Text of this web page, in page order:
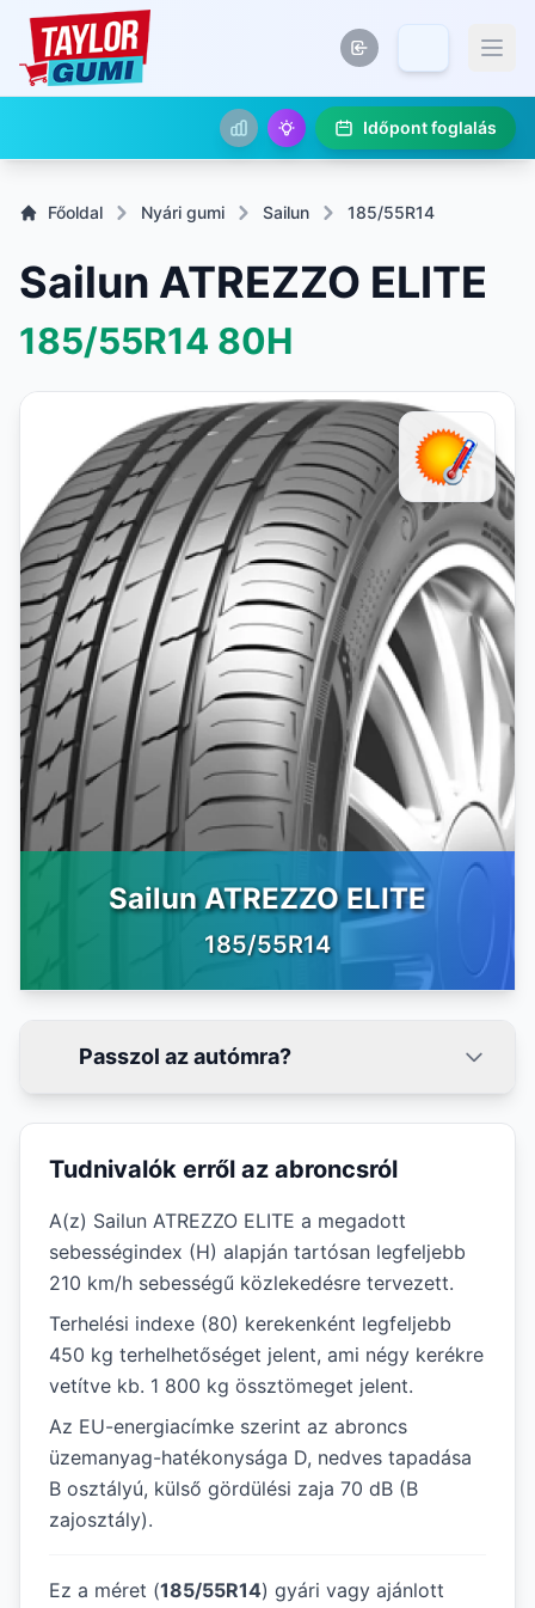
Időpont foglalás
Főoldal Nyári gumi Sailun 185/55R14
Sailun ATREZZO ELITE
185/55R14 80H
Sailun ATREZZO ELITE
185/55R14
Passzol az autómra?
Tudnivalók erről az abroncsról
A(z) Sailun ATREZZO ELITE a megadott
sebességindex (H) alapján tartósan legfeljebb
210 km/h sebességű közlekedésre tervezett.
Terhelési indexe (80) kerekenként legfeljebb
450 kg terhelhetőséget jelent, ami négy kerékre
vetítve kb. 1 800 kg össztömeget jelent.
Az EU-energiacímke szerint az abroncs
üzemanyag-hatékonysága D, nedves tapadása
B osztályú, külső gördülési zaja 70 dB (B
zajosztály).
Ez a méret (185/55R14) gyári vagy ajánlott